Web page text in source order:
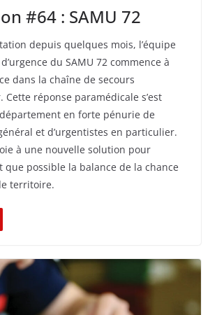
#64 : SAMU 72
depuis quelques mois, l’équipe
du SAMU 72 commence à
dans la chaîne de secours
réponse paramédicale s’est
en forte pénurie de
et d’urgentistes en particulier.
à une nouvelle solution pour
possible la balance de la chance
territoire.